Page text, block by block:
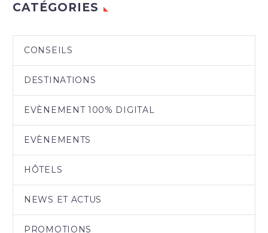
CATÉGORIES
CONSEILS
DESTINATIONS
EVÈNEMENT 100% DIGITAL
EVÈNEMENTS
HÔTELS
NEWS ET ACTUS
PROMOTIONS